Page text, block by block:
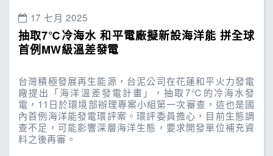
17 七月 2025
抽取7℃冷海水 和平電廠擬新設海洋能 拼全球
首例MW級溫差發電
台灣積極發展再生能源，台泥公司在花蓮和平火力發電
廠提出「海洋溫差發電計畫」，抽取7℃的冷海水發
電，11日於環境部辦理專案小組第一次審查，這也是國
內首例海洋能發電環評案。環評委員擔心，目前生態調
查不足，可能影響深層海洋生態，要求開發單位補充資
料之後再審。